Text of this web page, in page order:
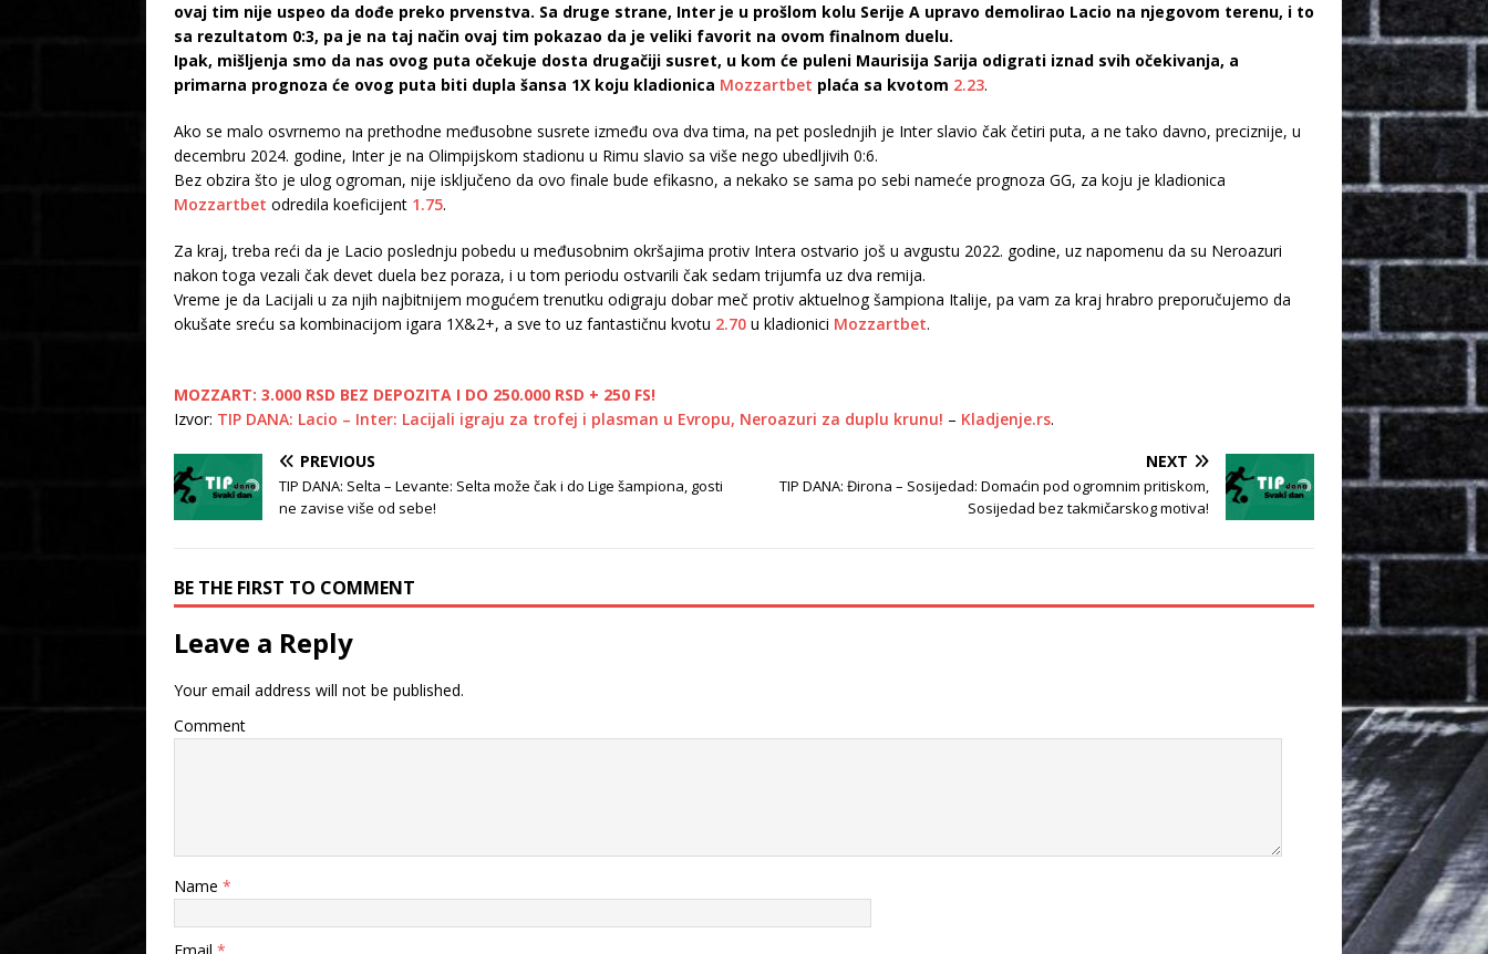
ovaj tim nije uspeo da dođe preko prvenstva. Sa druge strane, Inter je u prošlom kolu Serije A upravo demolirao Lacio na njegovom terenu, i to
sa rezultatom 0:3, pa je na taj način ovaj tim pokazao da je veliki favorit na ovom finalnom duelu.
Ipak, mišljenja smo da nas ovog puta očekuje dosta drugačiji susret, u kom će puleni Maurisija Sarija odigrati iznad svih očekivanja, a
primarna prognoza će ovog puta biti dupla šansa 1X koju kladionica Mozzartbet plaća sa kvotom 2.23.
Ako se malo osvrnemo na prethodne međusobne susrete između ova dva tima, na pet poslednjih je Inter slavio čak četiri puta, a ne tako davno, preciznije, u
decembru 2024. godine, Inter je na Olimpijskom stadionu u Rimu slavio sa više nego ubedljivih 0:6.
Bez obzira što je ulog ogroman, nije isključeno da ovo finale bude efikasno, a nekako se sama po sebi nameće prognoza GG, za koju je kladionica
Mozzartbet odredila koeficijent 1.75.
Za kraj, treba reći da je Lacio poslednju pobedu u međusobnim okršajima protiv Intera ostvario još u avgustu 2022. godine, uz napomenu da su Neroazuri
nakon toga vezali čak devet duela bez poraza, i u tom periodu ostvarili čak sedam trijumfa uz dva remija.
Vreme je da Lacijali u za njih najbitnijem mogućem trenutku odigraju dobar meč protiv aktuelnog šampiona Italije, pa vam za kraj hrabro preporučujemo da
okušate sreću sa kombinacijom igara 1X&2+, a sve to uz fantastičnu kvotu 2.70 u kladionici Mozzartbet.
MOZZART: 3.000 RSD BEZ DEPOZITA I DO 250.000 RSD + 250 FS!
Izvor: TIP DANA: Lacio – Inter: Lacijali igraju za trofej i plasman u Evropu, Neroazuri za duplu krunu! – Kladjenje.rs.
PREVIOUS
TIP DANA: Selta – Levante: Selta može čak i do Lige šampiona, gosti
ne zavise više od sebe!
NEXT
TIP DANA: Đirona – Sosijedad: Domaćin pod ogromnim pritiskom,
Sosijedad bez takmičarskog motiva!
BE THE FIRST TO COMMENT
Leave a Reply
Your email address will not be published.
Comment
Name *